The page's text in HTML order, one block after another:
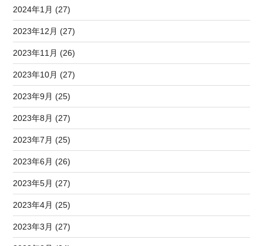
2024年1月 (27)
2023年12月 (27)
2023年11月 (26)
2023年10月 (27)
2023年9月 (25)
2023年8月 (27)
2023年7月 (25)
2023年6月 (26)
2023年5月 (27)
2023年4月 (25)
2023年3月 (27)